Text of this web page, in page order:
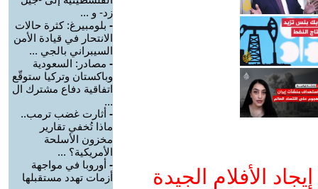
الأفلام الجيدة
زد- و ...
- بلومبيرغ: كثرة حالات
الانتحار في قيادة الأمن
السيبراني بالجي ...
- مصادر: السعودية
وباكستان وتركيا ستوقّع
اتفاقية دفاع مشترك ال
...
- أثارت غضب ترمب..
ماذا تُخفي تقارير
مخزون الأسلحة
الأمريكية؟ ...
- أوروبا في مواجهة
أزمات تهدد مستقبلها